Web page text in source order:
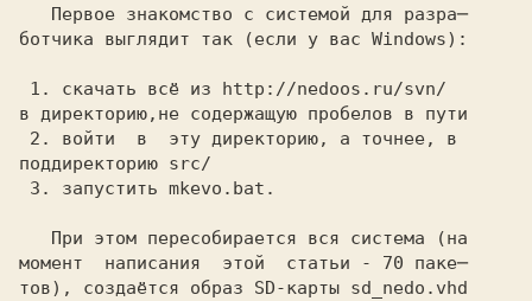
ботчика выглядит так (если у вас Windows):
1. скачать всё из http://nedoos.ru/svn/
в директорию,не содержащую пробелов в пути
2.
войти  в  эту директорию, а точнее, в
поддиректорию src/
3.
запустить mkevo.bat.
момент  написания  этой  статьи - 70 паке─
тов), создаётся образ SD-карты sd_nedo.vhd